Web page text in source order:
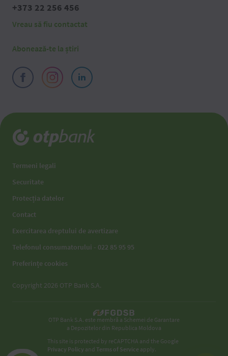
+373 22 256 456
Vreau să fiu contactat
Abonează-te la știri
Termeni legali
Securitate
Protecția datelor
Contact
Exercitarea dreptului de avertizare
Telefonul consumatorului - 022 85 95 95
Preferințe cookies
Copyright 2026 OTP Bank S.A.
OTP Bank S.A. este membră a Schemei de Garantare
a Depozitelor din Republica Moldova
This site is protected by reCAPTCHA and the Google
Privacy Policy andTerms of Service apply.